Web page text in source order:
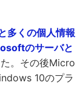
多くの個人情報
のサーバと
。その後Micro
10のプラ